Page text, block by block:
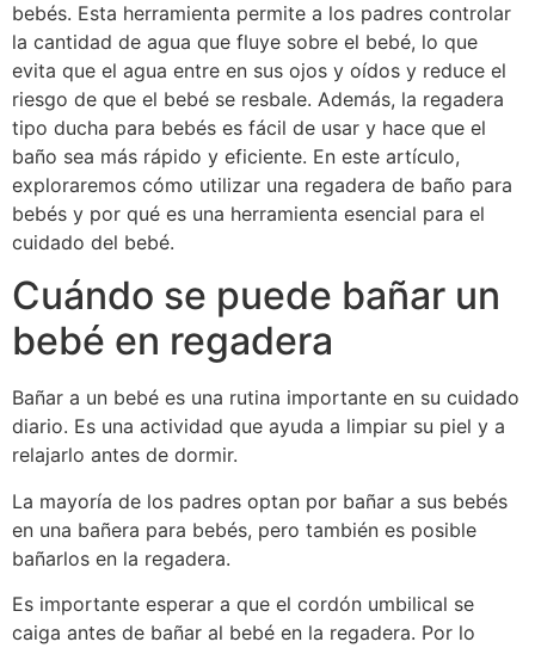
bebés. Esta herramienta permite a los padres controlar
la cantidad de agua que fluye sobre el bebé, lo que
evita que el agua entre en sus ojos y oídos y reduce el
riesgo de que el bebé se resbale. Además, la regadera
tipo ducha para bebés es fácil de usar y hace que el
baño sea más rápido y eficiente. En este artículo,
exploraremos cómo utilizar una regadera de baño para
bebés y por qué es una herramienta esencial para el
cuidado del bebé.
Cuándo se puede bañar un
bebé en regadera
Bañar a un bebé es una rutina importante en su cuidado
diario. Es una actividad que ayuda a limpiar su piel y a
relajarlo antes de dormir.
La mayoría de los padres optan por bañar a sus bebés
en una bañera para bebés, pero también es posible
bañarlos en la regadera.
Es importante esperar a que el cordón umbilical se
caiga antes de bañar al bebé en la regadera. Por lo